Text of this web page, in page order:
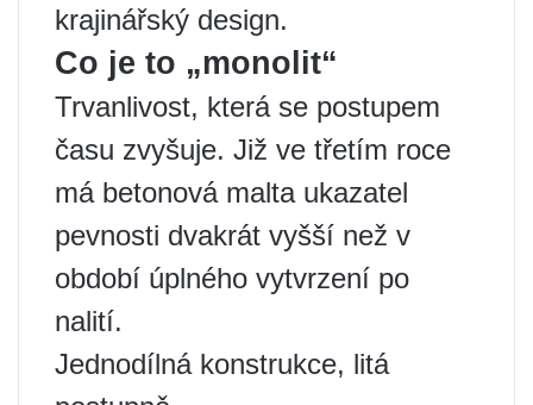
krajinářský design.
Co je to „monolit“
Trvanlivost, která se postupem
času zvyšuje. Již ve třetím roce
má betonová malta ukazatel
pevnosti dvakrát vyšší než v
období úplného vytvrzení po
nalití.
Jednodílná konstrukce, litá